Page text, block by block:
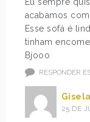
acabamos
Esse sofá é
tinham
Bjooo
RESPONDER
Gisela
25 DE